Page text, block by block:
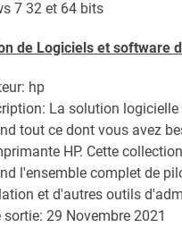
7 32 et 64 bits
de Logiciels et software
hp
La solution
tout ce dont vous avez
HP. Cette
l'ensemble complet de
et d'autres outils
sortie: 29 Novembre 2021